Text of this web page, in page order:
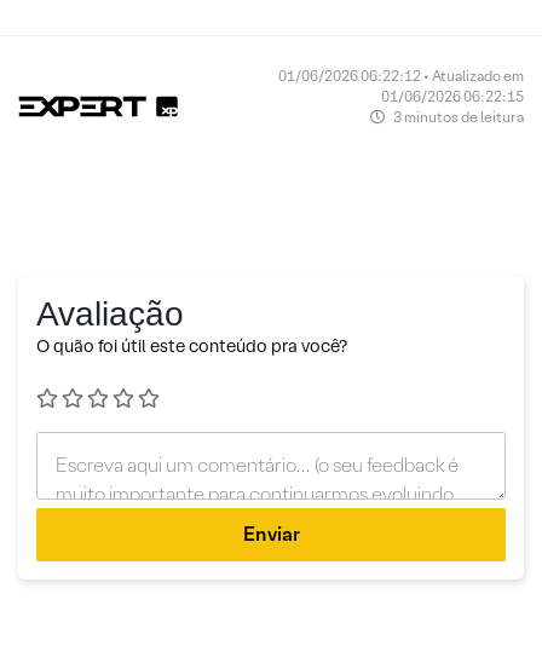
01/06/2026 06:22:12 • Atualizado em
01/06/2026 06:22:15
3 minutos de leitura
Avaliação
O quão foi útil este conteúdo pra você?
Enviar